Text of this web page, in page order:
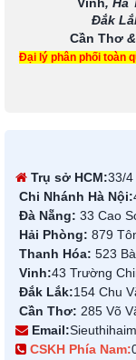
Vinh, Hà
Đắk
Cần Thơ
Đại lý phân phối toàn
Trụ sở HCM:33/4
Chi Nhánh Hà Nội:
Đà Nẵng: 33 Cao
Hải Phòng: 879
Thanh Hóa: 523
Vinh:43 Trường
Đắk Lắk:154 Chu
Cần Thơ: 285 Võ
Email:
CSKH Phía Nam: